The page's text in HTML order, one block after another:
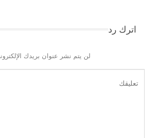
اترك رد
لن يتم نشر عنوان بريدك